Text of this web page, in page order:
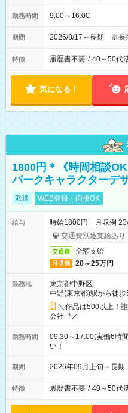
勤務時間 9:00～16:00
期間 2026/8/17～長期 ※長
特徴 履歴書不要 / 40～50代
気になる！
1800円＊《時間相談
パークキャラクターデ
派遣 WEB登録・面接OK
給与
時給1800円 月収例
交通費別途支給あり
交通費 全額支給
月収例 20～25万円
勤務地
東京都中野区
中野(東京都)駅から徒歩
＼作品は500以上！
会社+*／
勤務時間
09:30～17:00(実働6時
い！
期間 2026年09月上旬～長
特徴 履歴書不要 / 40～50代